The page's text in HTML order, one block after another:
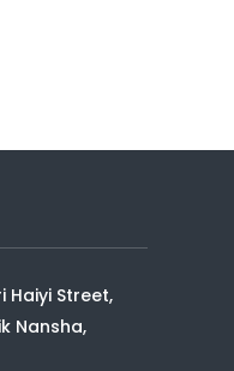
Haiyi Street,
Nansha,